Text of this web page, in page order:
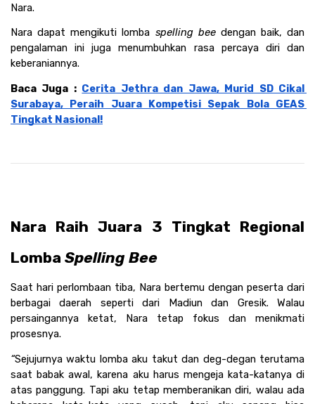
Nara.
Nara dapat mengikuti lomba spelling bee dengan baik, dan
pengalaman ini juga menumbuhkan rasa percaya diri dan
keberaniannya.
Baca Juga : Cerita Jethra dan Jawa, Murid SD Cikal
Surabaya, Peraih Juara Kompetisi Sepak Bola GEAS
Tingkat Nasional!
Nara Raih Juara 3 Tingkat Regional
Lomba Spelling Bee
Saat hari perlombaan tiba, Nara bertemu dengan peserta dari
berbagai daerah seperti dari Madiun dan Gresik. Walau
persaingannya ketat, Nara tetap fokus dan menikmati
prosesnya.
“Sejujurnya waktu lomba aku takut dan deg-degan terutama
saat babak awal, karena aku harus mengeja kata-katanya di
atas panggung. Tapi aku tetap memberanikan diri, walau ada